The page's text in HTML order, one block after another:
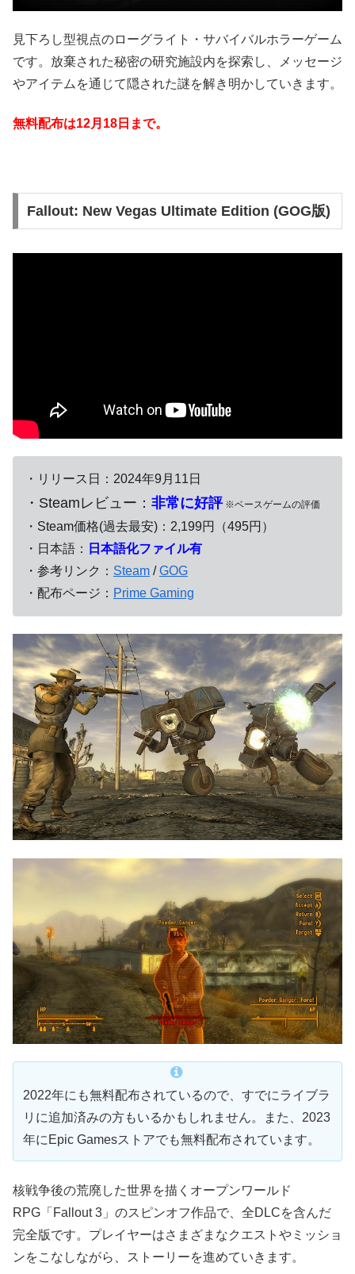
見下ろし型視点のローグライト・サバイバルホラーゲーム
です。放棄された秘密の研究施設内を探索し、メッセージ
やアイテムを通じて隠された謎を解き明かしていきます。
無料配布は12月18日 まで。
Fallout: New Vegas Ultimate Edition (GOG版)
・リリース日：2024年9月11日
・Steamレビュー： 非常に好評※ベースゲームの評価
・Steam価格(過去最安)：2,199円（495円）
・日本語：
日本語化ファイル有
・参考リンク： Steam /GOG
・配布ページ： Prime Gaming
2022年にも無料配布されているので、すでにライブラ
リに追加済みの方もいるかもしれません。また、2023
年にEpic Gamesストアでも無料配布されています。
核戦争後の荒廃した世界を描くオープンワールド
RPG「Fallout 3」のスピンオフ作品で、全DLCを含んだ
完全版です。プレイヤーはさまざまなクエストやミッショ
ンをこなしながら、ストーリーを進めていきます。